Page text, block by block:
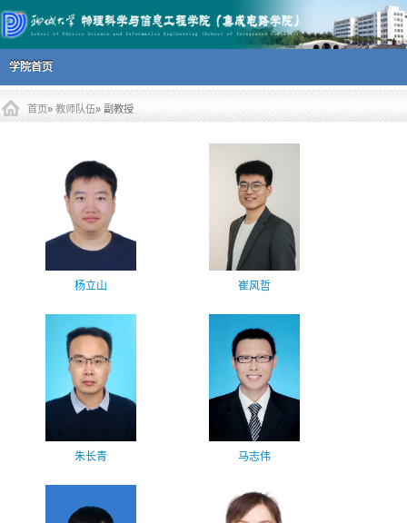
主菜单
跳到内容部分
学院首页
首页» 教师队伍» 副教授
杨立山 崔风哲
朱长青 马志伟